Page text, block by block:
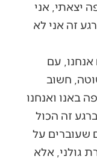
יצאתי, אני
זה אני לא
עם
חשוב
באנו ואנחנו
זה הכול
שעוברים על
גולני, אלא